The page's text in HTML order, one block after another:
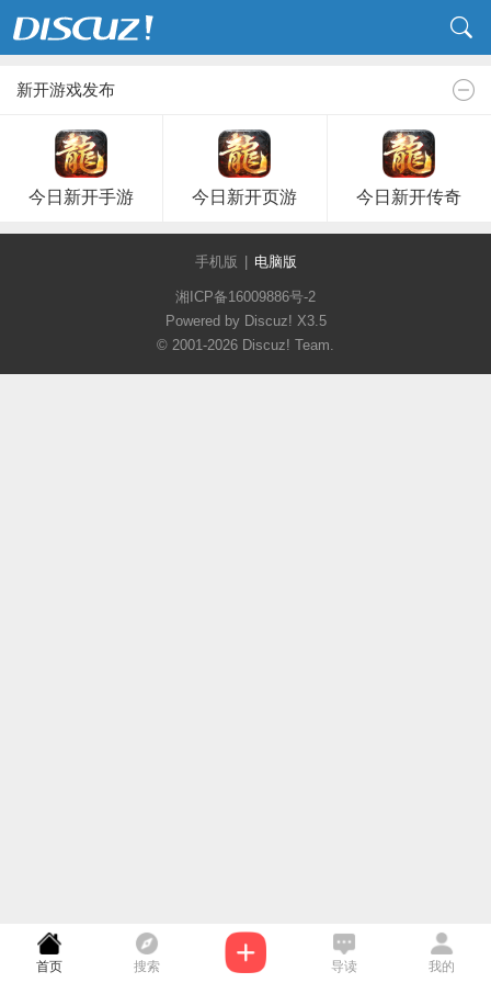
新开游戏发布
今日新开手游 今日新开页游 今日新开传奇
手机版 电脑版
湘ICP备16009886号-2
Powered by Discuz! X3.5
© 2001-2026 Discuz! Team.
首页 搜索 导读 我的